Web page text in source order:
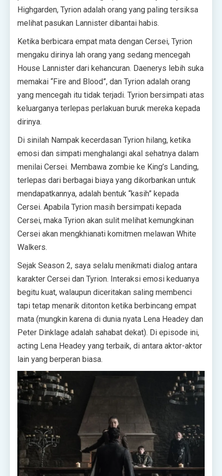
Highgarden, Tyrion adalah orang yang paling tersiksa
melihat pasukan Lannister dibantai habis.
Ketika berbicara empat mata dengan Cersei, Tyrion
mengaku dirinya lah orang yang sedang mencegah
House Lannister dari kehancuran. Daenerys lebih suka
memakai “Fire and Blood”, dan Tyrion adalah orang
yang mencegah itu tidak terjadi. Tyrion bersimpati atas
keluarganya terlepas perlakuan buruk mereka kepada
dirinya.
Di sinilah Nampak kecerdasan Tyrion hilang, ketika
emosi dan simpati menghalangi akal sehatnya dalam
menilai Cersei. Membawa zombie ke King’s Landing,
terlepas dari berbagai biaya yang dikorbankan untuk
mendapatkannya, adalah bentuk “kasih” kepada
Cersei. Apabila Tyrion masih bersimpati kepada
Cersei, maka Tyrion akan sulit melihat kemungkinan
Cersei akan mengkhianati komitmen melawan White
Walkers.
Sejak Season 2, saya selalu menikmati dialog antara
karakter Cersei dan Tyrion. Interaksi emosi keduanya
begitu kuat, walaupun diceritakan saling membenci
tapi tetap menarik ditonton ketika berbincang empat
mata (mungkin karena di dunia nyata Lena Headey dan
Peter Dinklage adalah sahabat dekat). Di episode ini,
acting Lena Headey yang terbaik, di antara aktor-aktor
lain yang berperan biasa.